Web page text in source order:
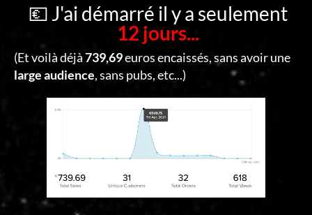
💶 J'ai démarré il y a seulement
12 jours...
(Et voilà déjà739,69euros encaissés, sans avoir une
large audience, sans pubs, etc...)